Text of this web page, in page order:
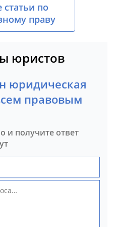
по
праву
юристов
юридическая
правовым
и получите ответ